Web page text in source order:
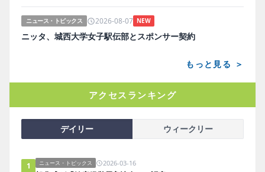
ニュース・トピックス 2026-08-07 NEW
ニッタ、城西大学女子駅伝部とスポンサー契約
もっと見る ＞
アクセスランキング
デイリー ウィークリー
1 ニュース・トピックス 2026-03-16